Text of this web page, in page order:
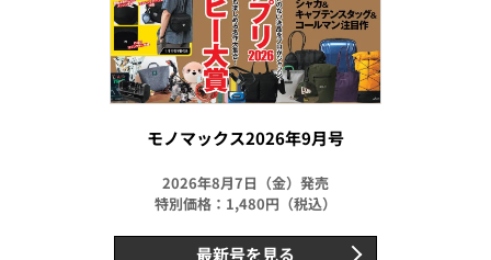
モノマックス2026年9月号
2026年8月7日（金）発売
特別価格：1,480円（税込）
最新号を見る